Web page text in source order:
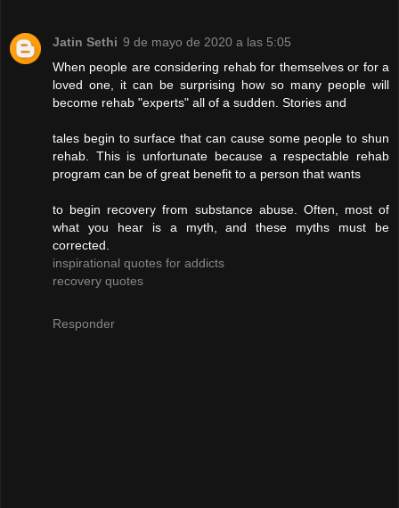
Jatin Sethi 9 de mayo de 2020 a las 5:05
When people are considering rehab for themselves or for a
loved one, it can be surprising how so many people will
become rehab "experts" all of a sudden. Stories and
tales begin to surface that can cause some people to shun
rehab. This is unfortunate because a respectable rehab
program can be of great benefit to a person that wants
to begin recovery from substance abuse. Often, most of
what you hear is a myth, and these myths must be
corrected.
inspirational quotes for addicts
recovery quotes
Responder